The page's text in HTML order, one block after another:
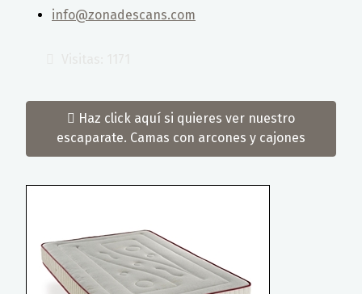
info@zonadescans.com
Haz click aquí si quieres ver nuestro
escaparate. Camas con arcones y cajones